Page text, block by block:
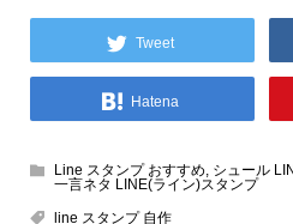
Tweet
Hatena
Line スタンプ おすすめ, シュール
一言ネタ LINE(ライン)スタンプ
line スタンプ 自作